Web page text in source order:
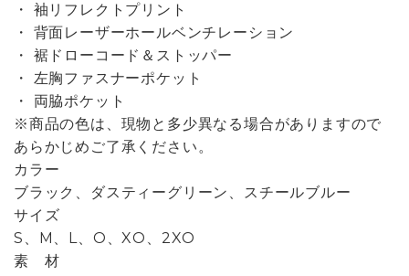
・ 袖リフレクトプリント
・ 背面レーザーホールベンチレーション
・ 裾ドローコード＆ストッパー
・ 左胸ファスナーポケット
・ 両脇ポケット
※商品の色は、現物と多少異なる場合がありますので
あらかじめご了承ください。
カラー
ブラック、ダスティーグリーン、スチールブルー
サイズ
S、M、L、O、XO、2XO
素 材